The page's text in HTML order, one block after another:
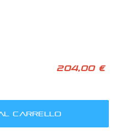
204,00 €
CARRELLO